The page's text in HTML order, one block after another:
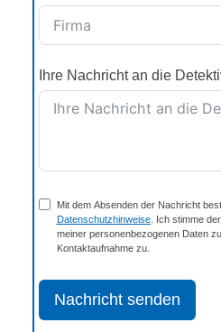
Ihre Nachricht an die
Mit dem Absenden der Nachricht
Datenschutzhinweise. Ich stimme
meiner personenbezogenen Daten
Kontaktaufnahme zu.
Nachricht senden